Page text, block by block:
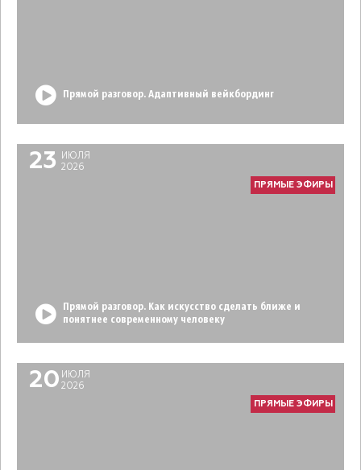
Прямой разговор. Адаптивный вейкбординг
23
ИЮЛЯ
2026
ПРЯМЫЕ ЭФИРЫ
Прямой разговор. Как искусство сделать ближе и
понятнее современному человеку
20 ИЮЛЯ
2026
ПРЯМЫЕ ЭФИРЫ